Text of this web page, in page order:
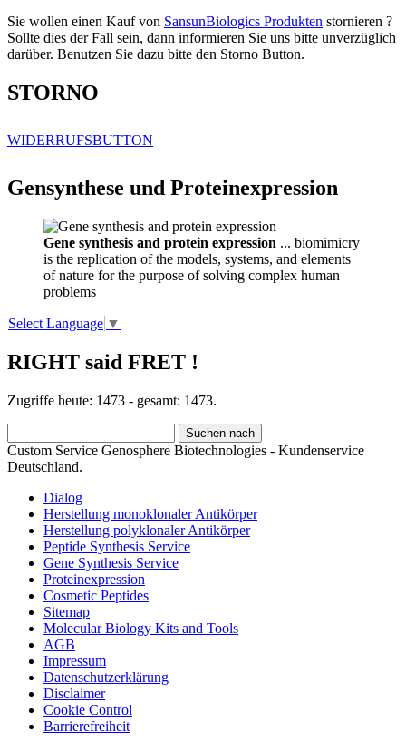
Sie wollen einen Kauf von SansunBiologics Produkten stornieren ?
Sollte dies der Fall sein, dann informieren Sie uns bitte unverzüglich
darüber. Benutzen Sie dazu bitte den Storno Button.
STORNO
WIDERRUFSBUTTON
Gensynthese und Proteinexpression
Gene synthesis and protein expression ... biomimicry
is the replication of the models, systems, and elements
of nature for the purpose of solving complex human
problems
Select Language ▼
RIGHT said FRET !
Zugriffe heute: 1473 - gesamt: 1473.
Custom Service Genosphere Biotechnologies - Kundenservice
Deutschland.
Dialog
Herstellung monoklonaler Antikörper
Herstellung polyklonaler Antikörper
Peptide Synthesis Service
Gene Synthesis Service
Proteinexpression
Cosmetic Peptides
Sitemap
Molecular Biology Kits and Tools
AGB
Impressum
Datenschutzerklärung
Disclaimer
Cookie Control
Barrierefreiheit